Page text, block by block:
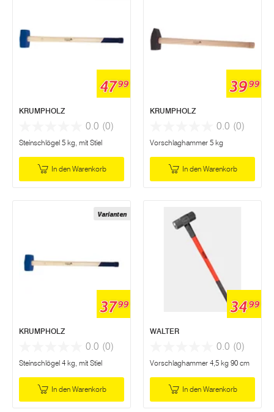
4799
KRUMPHOLZ
0.0 (0)
Steinschlögel 5 kg, mit Stiel
In den Warenkorb
3999
KRUMPHOLZ
0.0 (0)
Vorschlaghammer 5 kg
In den Warenkorb
Varianten
3799
KRUMPHOLZ
0.0 (0)
Steinschlögel 4 kg, mit Stiel
In den Warenkorb
3499
WALTER
0.0 (0)
Vorschlaghammer 4,5 kg 90 cm
In den Warenkorb